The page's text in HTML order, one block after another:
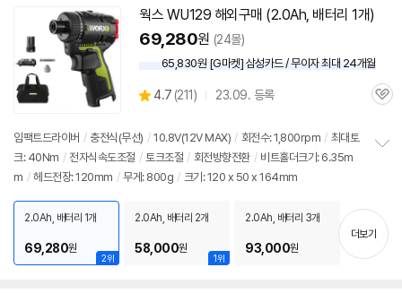
웍스 WU129 해외구매 (2.0Ah, 배터리 1개)
69,280원 (24몰)
65,830원 [G마켓] 삼성카드 / 무이자 최대 24개월
별
4.7 (상
리
뷰
211) 23.09. 등록
관
동
영
임팩트드라이버 / 충전식(무선) / 10.8V(12VMAX) / 회전수: 1,800rpm / 최대토
크: 40Nm / 전자식속도조절 / 토크조절 / 회전방향전환 / 비트홀더크기: 6.35m
m / 헤드전장: 120mm / 무게: 800g / 크기: 120 x 50 x 164mm
기
2위
2.0Ah, 배터리 1개
69,280원
1위
2.0Ah, 배터리 2개
58,000원
2.0Ah, 배터리 3개
93,000원
더보기